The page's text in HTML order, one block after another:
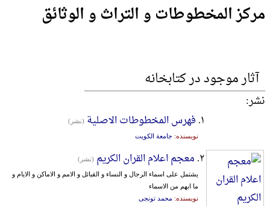
مرکز المخطوطات و التراث و الوثائق
آثار موجود در کتابخانه
نشر:
۱. فهرس المخطوطات الاصلیة (نشر)
نویسنده: جامعة الکویت
۲. معجم اعلام القران الکریم (نشر)
یشتمل علی اسماء الرجال و النساء و القبائل و الامم و الاماکن و الایام و
ما ابهم من الاسماء
نویسنده: محمد تونجی